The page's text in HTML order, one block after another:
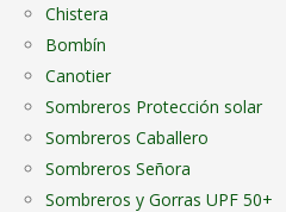
Chistera
Bombín
Canotier
Sombreros Protección solar
Sombreros Caballero
Sombreros Señora
Sombreros y Gorras UPF 50+